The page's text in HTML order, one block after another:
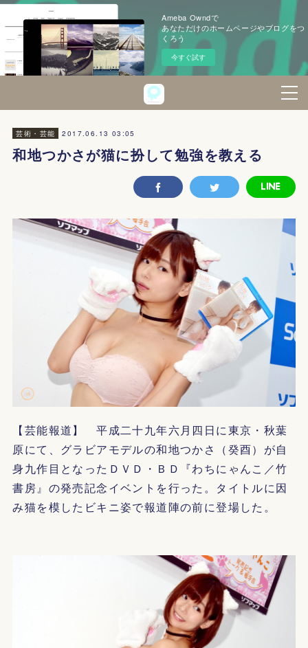
Ameba Owndで
あなただけのホームページやブログをつ
くろう
今すぐ試す
芸術・芸能 2017.06.13 03:05
和地つかさが猫に扮して勉強を教える
【芸能報道】 平成二十九年六月四日に東京・秋葉
原にて、グラビアモデルの和地つかさ（癸酉）が自
身九作目となったＤＶＤ・ＢＤ『わちにゃんこ／竹
書房』の発売記念イベントを行った。タイトルに因
み猫を模したビキニ姿で報道陣の前に登場した。